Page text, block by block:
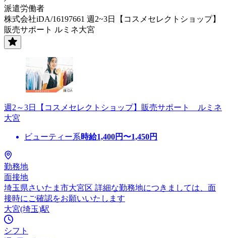
派遣労働者
株式会社iDA/16197661 週2~3日【コスメセレクトショップ】
販売サポート ルミネ大宮
週2～3日【コスメセレクトショップ】販売サポート ルミネ
大宮
ビューティー系時給1,400円〜1,450円
勤務地
面接地
埼玉県さいたま市大宮区 詳細な勤務地につきましては、面
接時にご確認をお願いいたします
大宮(埼玉)駅
シフト